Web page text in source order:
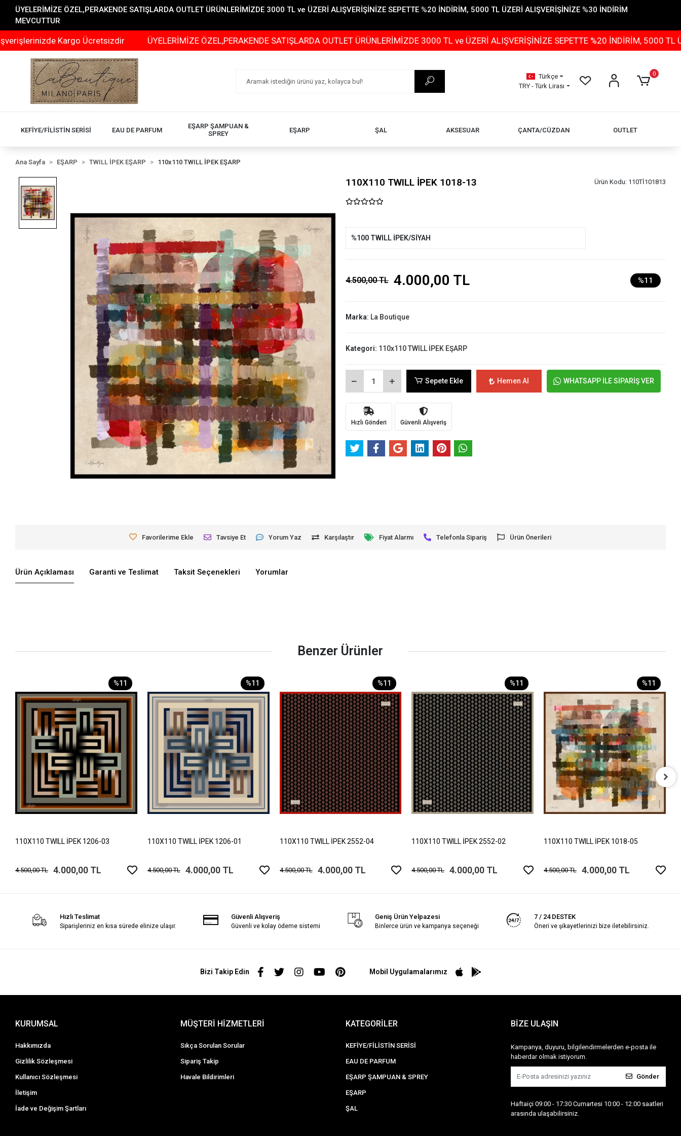
ÜYELERİMİZE ÖZEL,PERAKENDE SATIŞLARDA OUTLET ÜRÜNLERİMİZDE 3000 TL ve ÜZERİ ALIŞVERİŞİNİZE SEPETTE %20 İNDİRİM, 5000 TL ÜZERİ ALIŞVERİŞİNİZE %30 İNDİRİM
MEVCUTTUR
Kargo Ücretsizdir ÜYELERİMİZE ÖZEL,PERAKENDE SATIŞLARDA OUTLET ÜRÜNLERİMİZDE 3000 TL ve ÜZERİ ALIŞVERİŞİNİZE SEPETTE %20 İNDİRİM, 5000 TL ÜZERİ
Türkçe
TRY - Türk Lirası
0
KEFİYE/FİLİSTİN SERİSİ EAU DE PARFUM
EŞARP ŞAMPUAN &
SPREY
EŞARP ŞAL AKSESUAR ÇANTA/CÜZDAN OUTLET
Ana Sayfa EŞARP TWILL İPEK EŞARP 110x110 TWILL İPEK EŞARP
110X110 TWILL İPEK 1018-13 Ürün Kodu: 110Tİ101813
%100 TWILL İPEK/SİYAH
4.500,00 TL 4.000,00 TL %11
Marka: La Boutique
Kategori: 110x110 TWILL İPEK EŞARP
Sepete Ekle Hemen Al WHATSAPP İLE SİPARİŞ VER
Hızlı Gönderi Güvenli Alışveriş
Favorilerime Ekle Tavsiye Et Yorum Yaz Karşılaştır Fiyat Alarmı Telefonla Sipariş Ürün Önerileri
Ürün Açıklaması Garanti ve Teslimat Taksit Seçenekleri Yorumlar
Benzer Ürünler
%11
110X110 TWILL İPEK 1206-03
4.500,00 TL 4.000,00 TL
%11
110X110 TWILL İPEK 1206-01
4.500,00 TL 4.000,00 TL
%11
110X110 TWILL İPEK 2552-04
4.500,00 TL 4.000,00 TL
%11
110X110 TWILL İPEK 2552-02
4.500,00 TL 4.000,00 TL
%11
110X110 TWILL İPEK 1018-05
4.500,00 TL 4.000,00 TL
Hızlı Teslimat
Siparişleriniz en kısa sürede elinize ulaşır.
Güvenli Alışveriş
Güvenli ve kolay ödeme sistemi
Geniş Ürün Yelpazesi
Binlerce ürün ve kampanya seçeneği
7 / 24 DESTEK
Öneri ve şikayetlerinizi bize iletebilirsiniz.
Bizi Takip Edin Mobil Uygulamalarımız
KURUMSAL
Hakkımızda
Gizlilik Sözleşmesi
Kullanıcı Sözleşmesi
İletişim
İade ve Değişim Şartları
MÜŞTERİ HİZMETLERİ
Sıkça Sorulan Sorular
Sipariş Takip
Havale Bildirimleri
KATEGORİLER
KEFİYE/FİLİSTİN SERİSİ
EAU DE PARFUM
EŞARP ŞAMPUAN & SPREY
EŞARP
ŞAL
BİZE ULAŞIN
Kampanya, duyuru, bilgilendirmelerden e-posta ile
haberdar olmak istiyorum.
Gönder
Haftaiçi 09:00 - 17:30 Cumartesi 10:00 - 12:00 saatleri
arasında ulaşabilirsiniz.